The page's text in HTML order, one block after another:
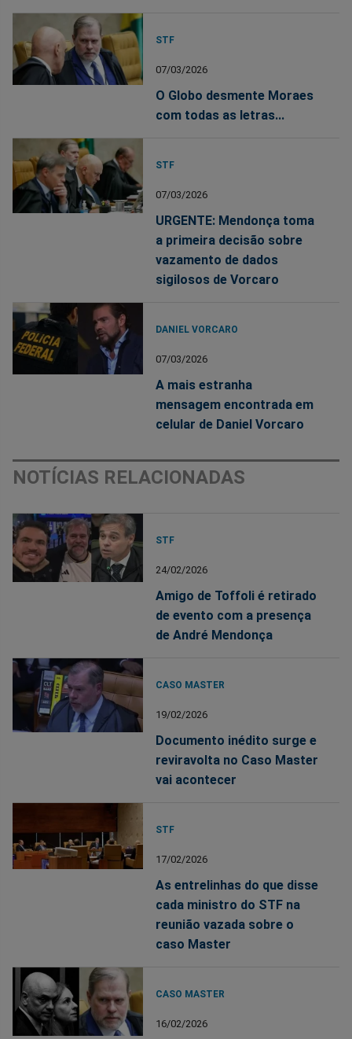
STF
07/03/2026
O Globo desmente Moraes
com todas as letras...
STF
07/03/2026
URGENTE: Mendonça toma
a primeira decisão sobre
vazamento de dados
sigilosos de Vorcaro
DANIEL VORCARO
07/03/2026
A mais estranha
mensagem encontrada em
celular de Daniel Vorcaro
NOTÍCIAS RELACIONADAS
STF
24/02/2026
Amigo de Toffoli é retirado
de evento com a presença
de André Mendonça
CASO MASTER
19/02/2026
Documento inédito surge e
reviravolta no Caso Master
vai acontecer
STF
17/02/2026
As entrelinhas do que disse
cada ministro do STF na
reunião vazada sobre o
caso Master
CASO MASTER
16/02/2026